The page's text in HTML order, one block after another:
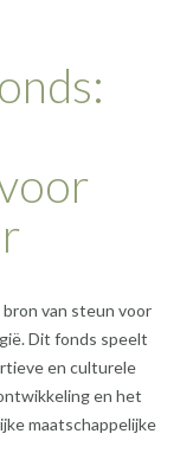
van steun voor
Dit fonds speelt
en culturele
en het
maatschappelijke